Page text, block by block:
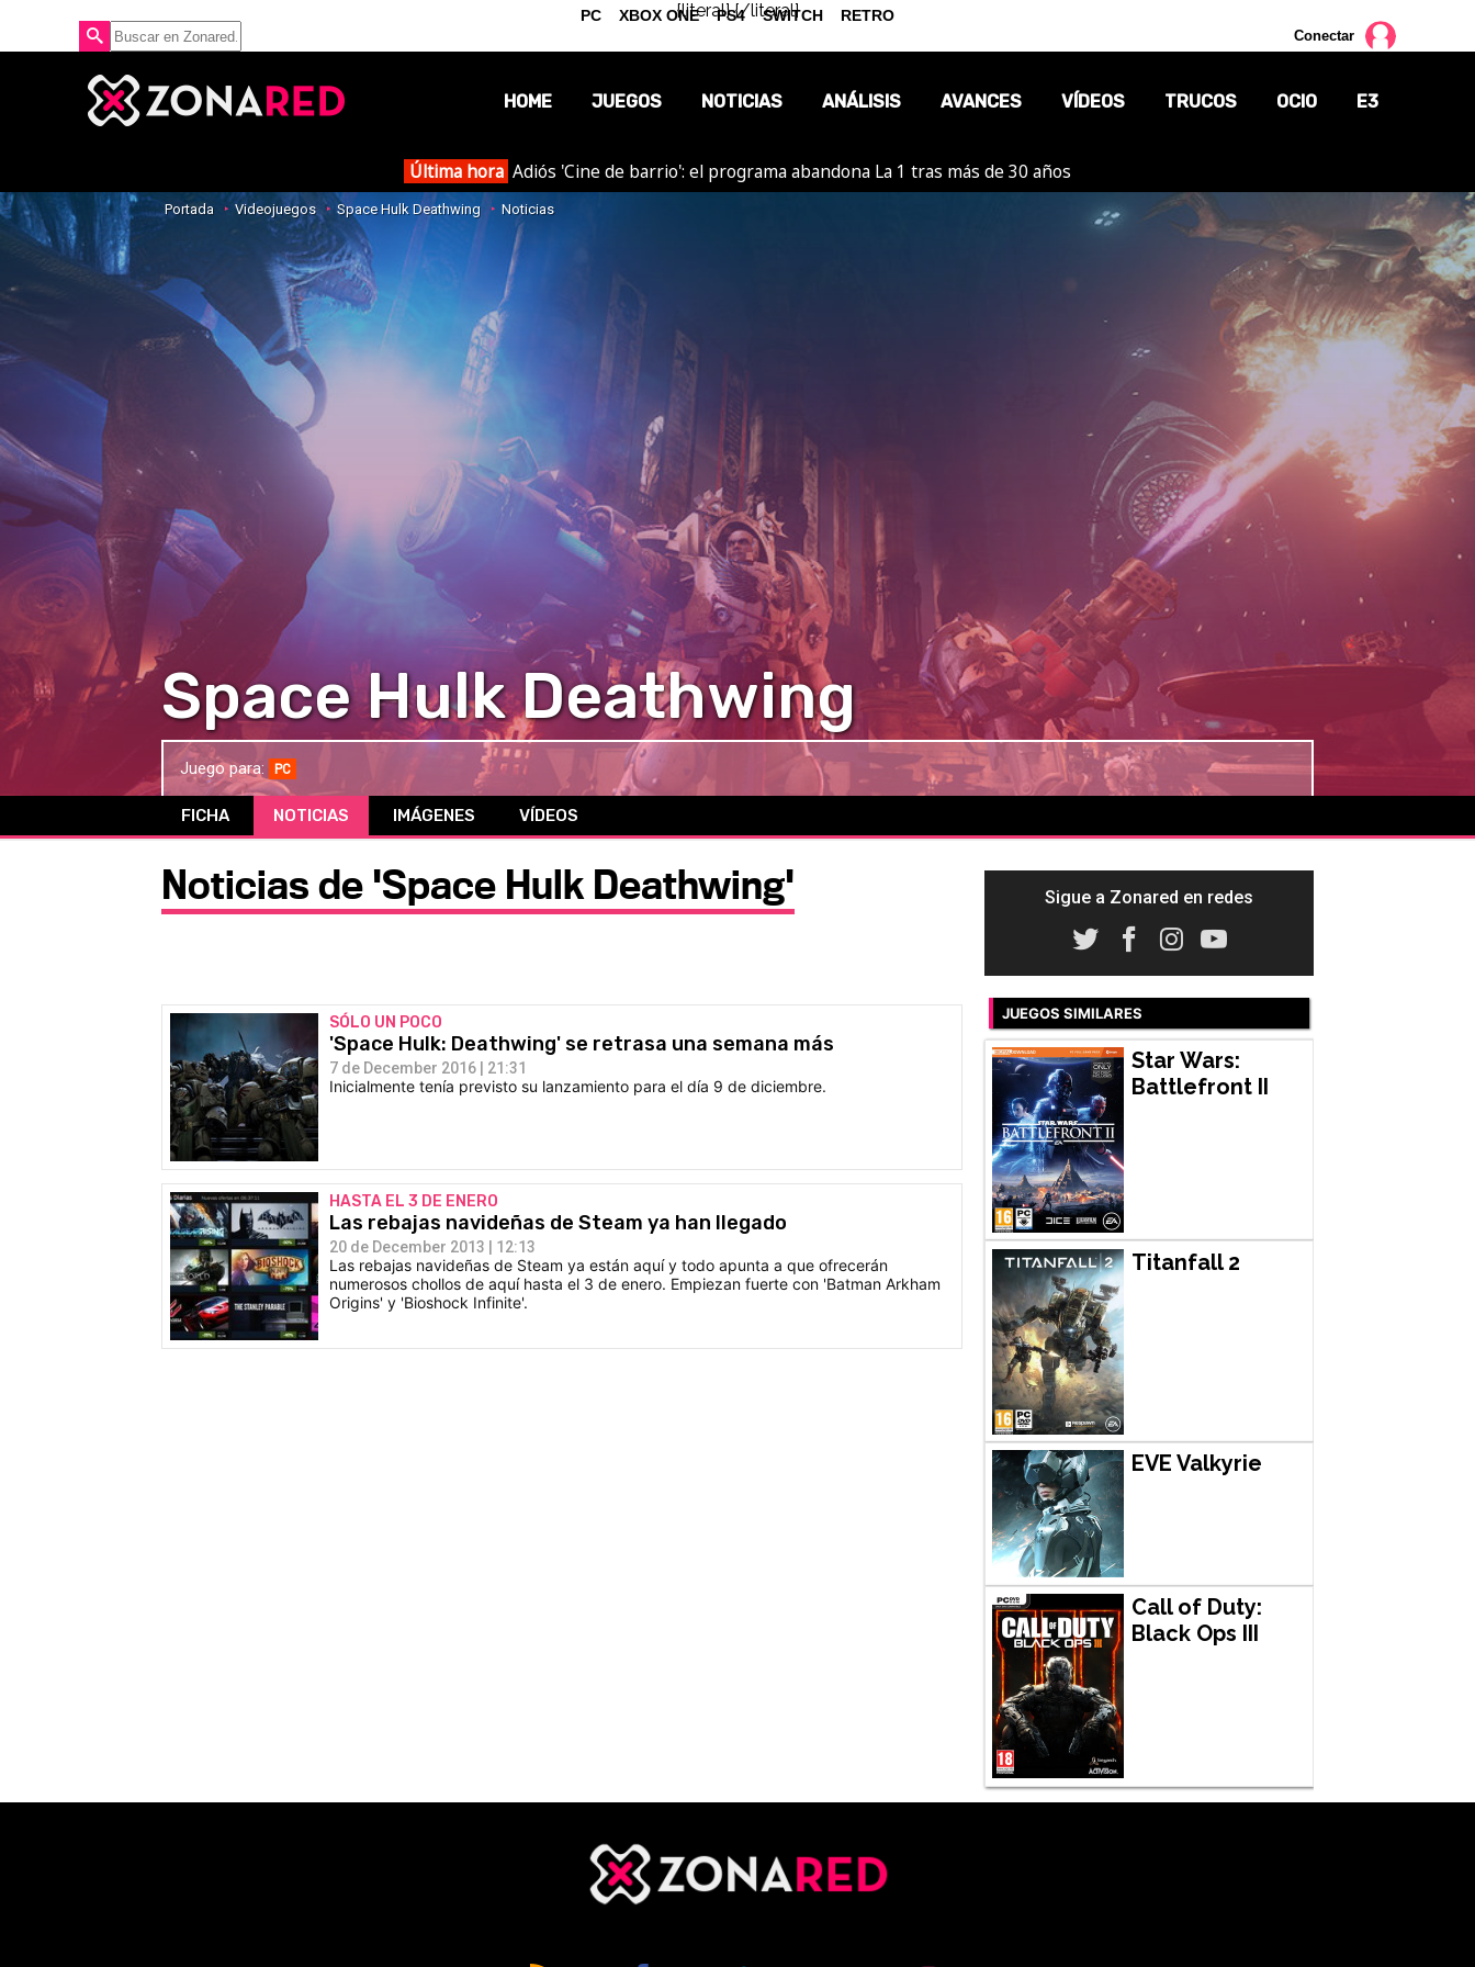
{literal}{/literal}
Conectar
HOME JUEGOS NOTICIAS
OPINIÓN
ANÁLISIS AVANCES VÍDEOS TRUCOS OCIO
TV
CÓMICS
MANGA
E3
Última hora Adiós 'Cine de barrio': el programa abandona La 1 tras más de 30 años
Portada Videojuegos Space Hulk Deathwing Noticias
Space Hulk Deathwing
Juego para: PC
FICHA NOTICIAS IMÁGENES VÍDEOS
Noticias de 'Space Hulk Deathwing'
SÓLO UN POCO
'Space Hulk: Deathwing' se retrasa una semana más
7 de December 2016 | 21:31
Inicialmente tenía previsto su lanzamiento para el día 9 de diciembre.
HASTA EL 3 DE ENERO
Las rebajas navideñas de Steam ya han llegado
20 de December 2013 | 12:13
Las rebajas navideñas de Steam ya están aquí y todo apunta a que ofrecerán
numerosos chollos de aquí hasta el 3 de enero. Empiezan fuerte con 'Batman Arkham
Origins' y 'Bioshock Infinite'.
Sigue a Zonared en redes
JUEGOS SIMILARES
Star Wars:
Battlefront II
Titanfall 2
EVE Valkyrie
Call of Duty:
Black Ops III
PC XBOX ONE PS4 SWITCH RETRO